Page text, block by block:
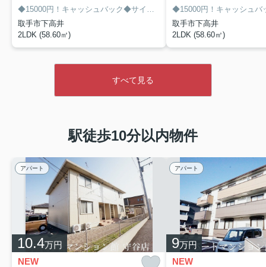
Ⅲ102】
2026.07.27
設備も充実のお部屋です！人気のカウンターキッチンタ
エルシオンⅡ
取手市下高井
2LDK (58.60㎡)
取手市下高井
2LDK (58.60㎡)
すべて見る
駅徒歩10分以内物件
アパート
10.4万円
NEW
アパート
9万円
NEW